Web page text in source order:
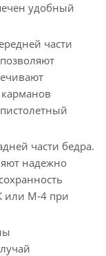
удобный
части
части бедра.
надежно
или М-4 при